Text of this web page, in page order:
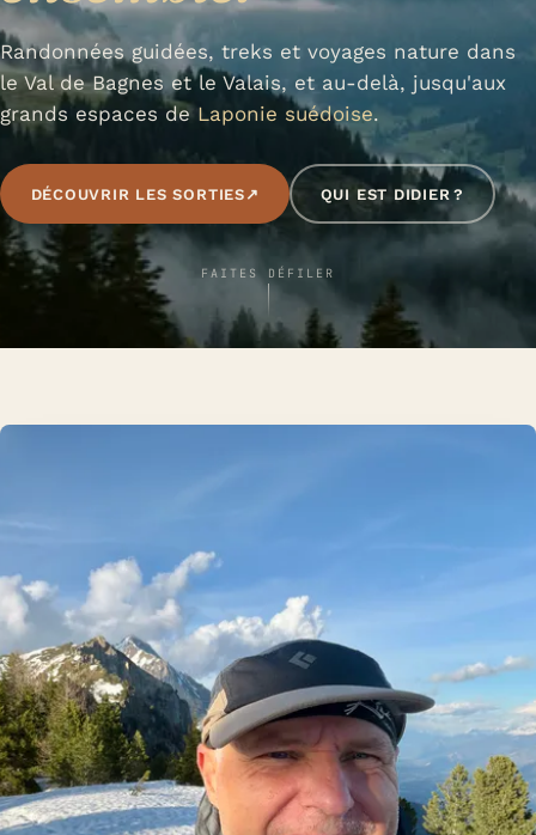
Randonnées guidées, treks et voyages nature dans
le Val de Bagnes et le Valais, et au-delà, jusqu'aux
grands espaces de Laponie suédoise.
DÉCOUVRIR LES SORTIES ↗ QUI EST DIDIER ?
FAITES DÉFILER